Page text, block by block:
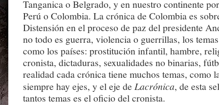
Tanganica o Belgrado, y en nuestro continente
Perú o Colombia. La crónica de Colombia es
Distensión en el proceso de paz del presidente
no todo es guerra, violencia o guerrillas, los
como los países: prostitución infantil, hambre,
cronista, dictaduras, sexualidades no binarias,
realidad cada crónica tiene muchos temas, como
siempre hay ejes, y el eje de Lacrónica, de esta
tantos temas es el oficio del cronista.